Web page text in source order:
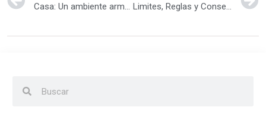
Casa: Un ambiente armonioso y coherente Limites, Reglas y Consecuencias